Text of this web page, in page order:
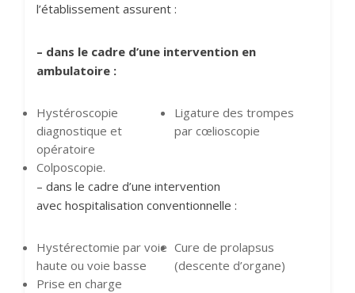
l’établissement assurent :
– dans le cadre d’une intervention en
ambulatoire :
Hystéroscopie
diagnostique et
opératoire
Ligature des trompes
par cœlioscopie
Colposcopie.
– dans le cadre d’une intervention
avec hospitalisation conventionnelle :
Hystérectomie par voie
haute ou voie basse
Cure de prolapsus
(descente d’organe)
Prise en charge